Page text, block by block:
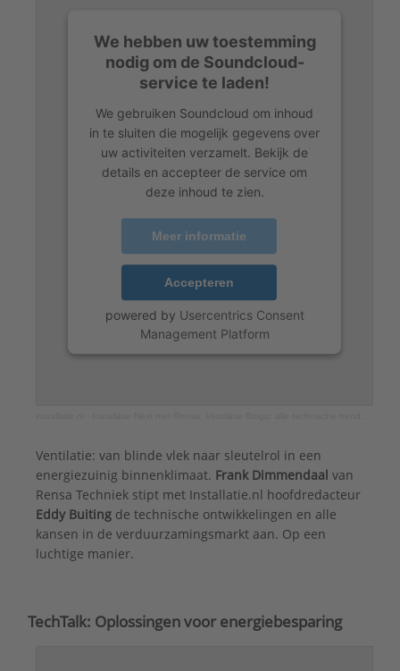
We hebben uw toestemming
nodig om de Soundcloud-
service te laden!
We gebruiken Soundcloud om inhoud
in te sluiten die mogelijk gegevens over
uw activiteiten verzamelt. Bekijk de
details en accepteer de service om
deze inhoud te zien.
Meer informatie
Accepteren
powered by Usercentrics Consent
Management Platform
Ventilatie: van blinde vlek naar sleutelrol in een
energiezuinig binnenklimaat. Frank Dimmendaal van
Rensa Techniek stipt met Installatie.nl hoofdredacteur
Eddy Buiting de technische ontwikkelingen en alle
kansen in de verduurzamingsmarkt aan. Op een
luchtige manier.
TechTalk: Oplossingen voor energiebesparing